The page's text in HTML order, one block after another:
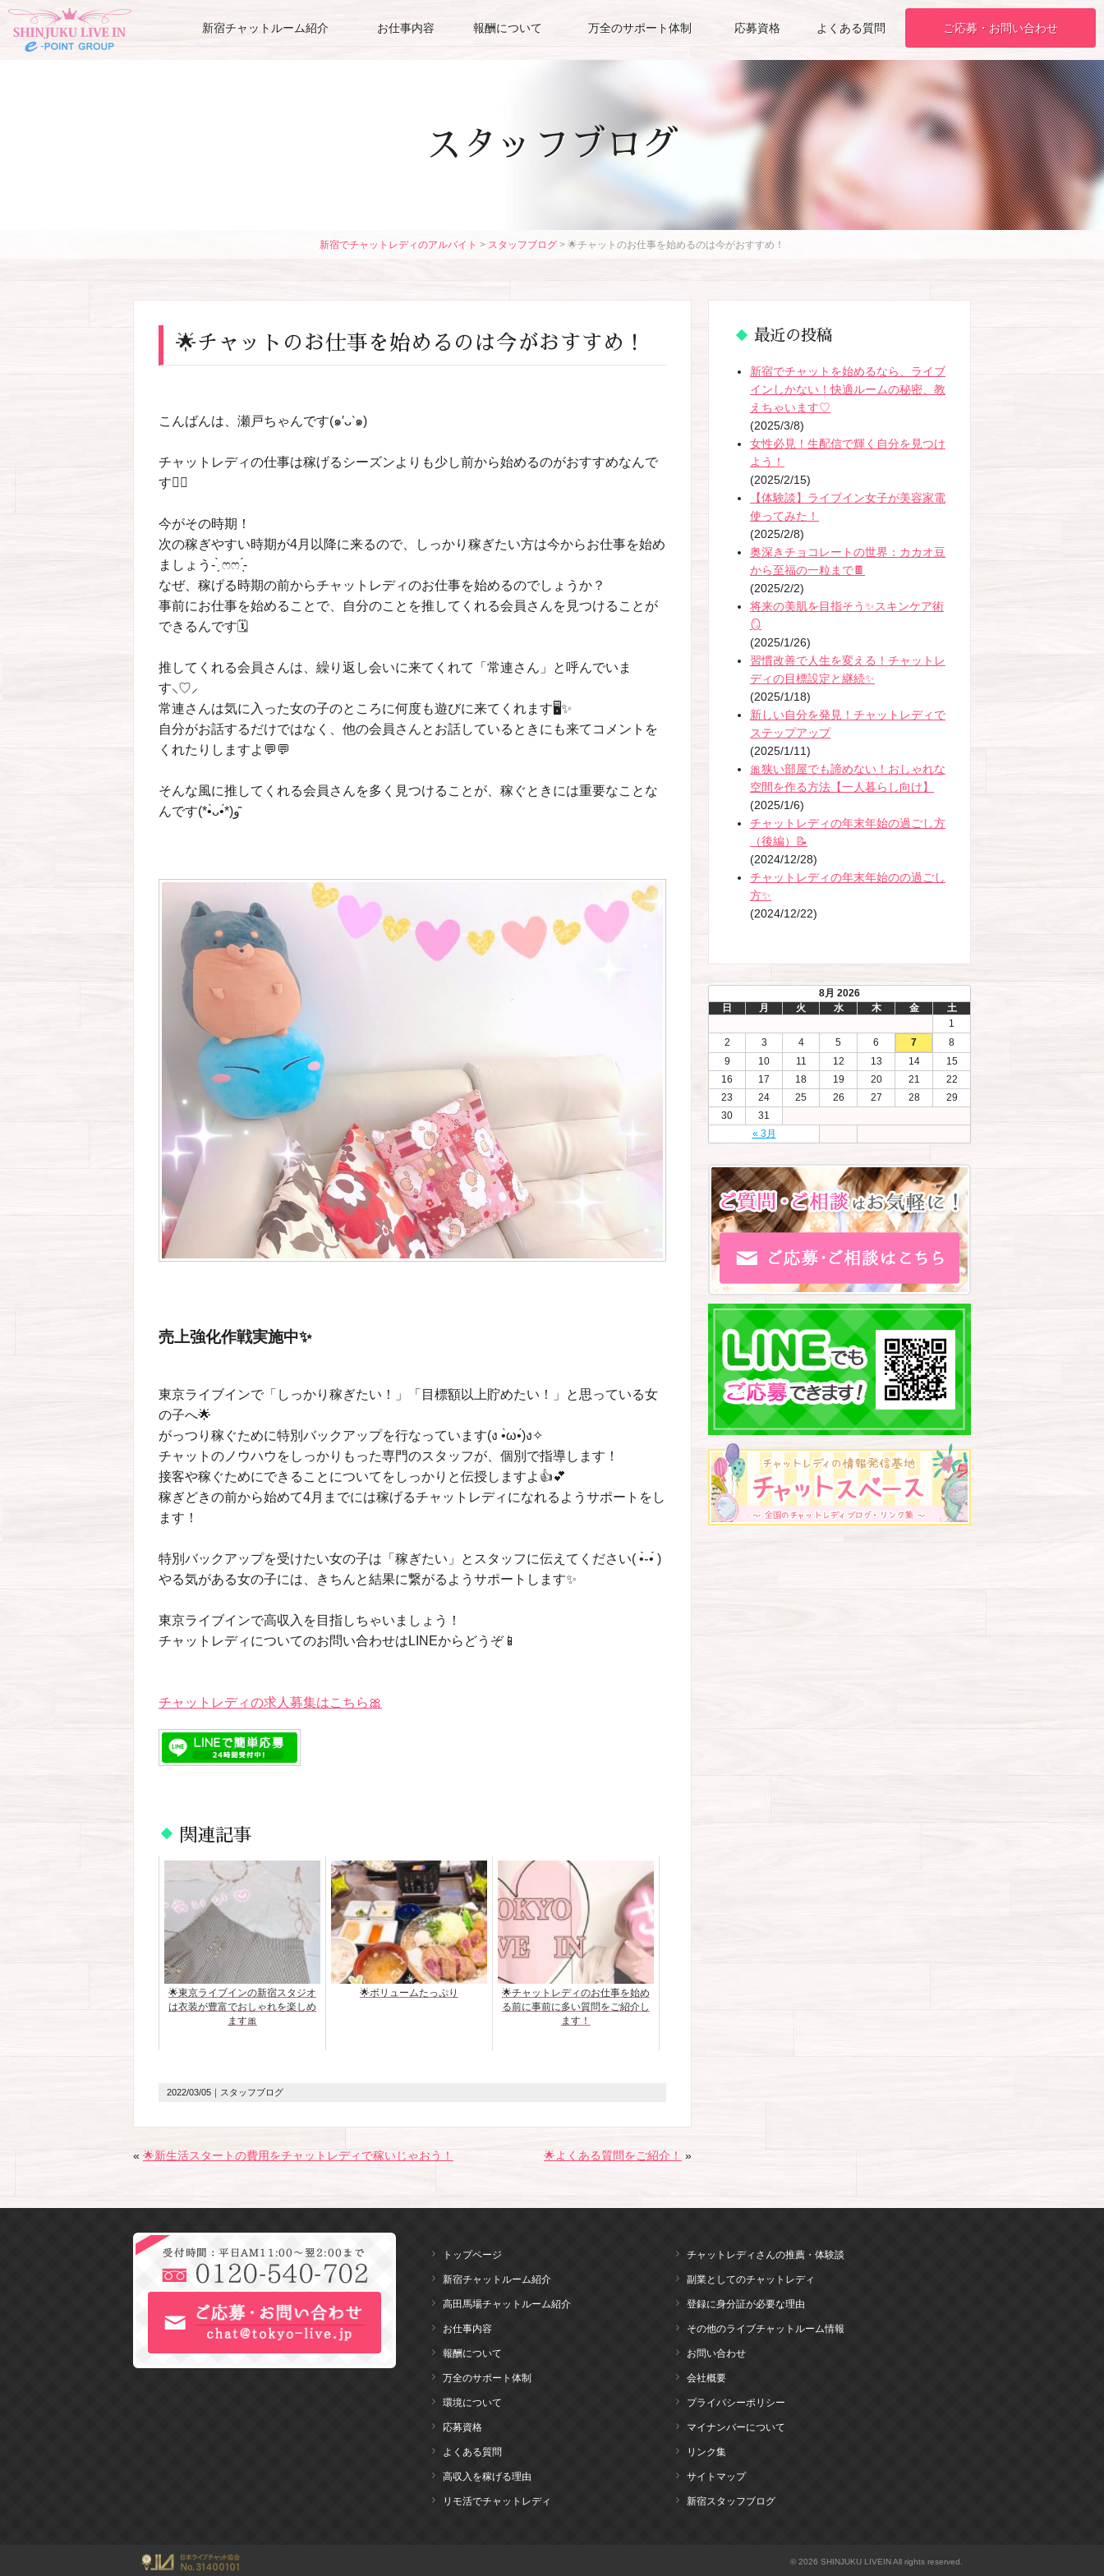
新宿チャットルーム紹介 お仕事内容 報酬について 万全のサポート体制 応募資格 よくある質問 ご応募・お問い合わせ
スタッフブログ
新宿でチャットレディのアルバイト > スタッフブログ > 🌟チャットのお仕事を始めるのは今がおすすめ！
🌟チャットのお仕事を始めるのは今がおすすめ！
こんばんは、瀬戸ちゃんです(๑′ᴗ‵๑)
チャットレディの仕事は稼げるシーズンよりも少し前から始めるのがおすすめなんで
す👍🏻
今がその時期！
次の稼ぎやすい時期が4月以降に来るので、しっかり稼ぎたい方は今からお仕事を始め
ましょう‪- ̗̀ ෆෆ ̖́-
なぜ、稼げる時期の前からチャットレディのお仕事を始めるのでしょうか？
事前にお仕事を始めることで、自分のことを推してくれる会員さんを見つけることが
できるんです🗓
推してくれる会員さんは、繰り返し会いに来てくれて「常連さん」と呼んでいま
す‪⸜♡⸝‍‬
常連さんは気に入った女の子のところに何度も遊びに来てくれます🖥✨
自分がお話するだけではなく、他の会員さんとお話しているときにも来てコメントを
くれたりしますよ💬💬
そんな風に推してくれる会員さんを多く見つけることが、稼ぐときには重要なことな
んです(*•̀ᴗ•́*)و ̑̑
売上強化作戦実施中✨
東京ライブインで「しっかり稼ぎたい！」「目標額以上貯めたい！」と思っている女
の子へ🌟
がっつり稼ぐために特別バックアップを行なっています(ง •̀ω•́)ง✧
チャットのノウハウをしっかりもった専門のスタッフが、個別で指導します！
接客や稼ぐためにできることについてをしっかりと伝授しますよ👍💕
稼ぎどきの前から始めて4月までには稼げるチャットレディになれるようサポートをし
ます！
特別バックアップを受けたい女の子は「稼ぎたい」とスタッフに伝えてください( •̀֊•́ )
やる気がある女の子には、きちんと結果に繋がるようサポートします✨
東京ライブインで高収入を目指しちゃいましょう！
チャットレディについてのお問い合わせはLINEからどうぞ📱
チャットレディの求人募集はこちら🎀
関連記事
🌟東京ライブインの新宿スタジオ
は衣装が豊富でおしゃれを楽しめ
ます🎀
🌟ボリュームたっぷり
🌟チャットレディのお仕事を始め
る前に事前に多い質問をご紹介し
ます！
2022/03/05 ｜スタッフブログ
« 🌟新生活スタートの費用をチャットレディで稼いじゃおう！ 🌟よくある質問をご紹介！ »
最近の投稿
新宿でチャットを始めるなら、ライブ
インしかない！快適ルームの秘密、教
えちゃいます♡
(2025/3/8)
女性必見！生配信で輝く自分を見つけ
よう！
(2025/2/15)
【体験談】ライブイン女子が美容家電
使ってみた！
(2025/2/8)
奥深きチョコレートの世界：カカオ豆
から至福の一粒まで🍫
(2025/2/2)
将来の美肌を目指そう✨スキンケア術
🪞
(2025/1/26)
習慣改善で人生を変える！チャットレ
ディの目標設定と継続✨
(2025/1/18)
新しい自分を発見！チャットレディで
ステップアップ
(2025/1/11)
🎀狭い部屋でも諦めない！おしゃれな
空間を作る方法【一人暮らし向け】
(2025/1/6)
チャットレディの年末年始の過ごし方
（後編）📝
(2024/12/28)
チャットレディの年末年始のの過ごし
方✨
(2024/12/22)
8月 2026
日
月 火 水 木 金 土
« 3月
1
2
3 4 5 6 7
8
9
10 11 12 13 14
15
16
17 18 19 20 21
22
23
24 25 26 27 28
29
30
31
トップページ
新宿チャットルーム紹介
高田馬場チャットルーム紹介
お仕事内容
報酬について
万全のサポート体制
環境について
応募資格
よくある質問
高収入を稼げる理由
リモ活でチャットレディ
チャットレディさんの推薦・体験談
副業としてのチャットレディ
登録に身分証が必要な理由
その他のライブチャットルーム情報
お問い合わせ
会社概要
プライバシーポリシー
マイナンバーについて
リンク集
サイトマップ
新宿スタッフブログ
© 2026 SHINJUKU LIVEIN All rights reserved.